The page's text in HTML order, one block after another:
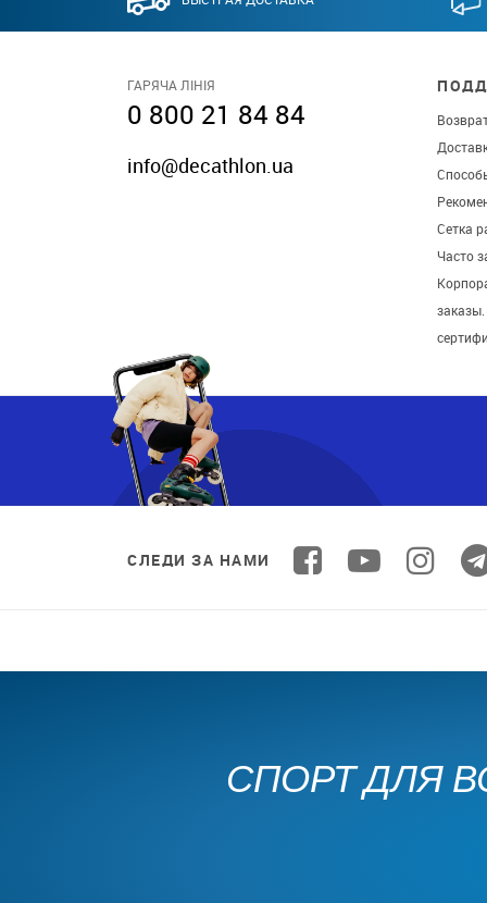
ГАРЯЧА ЛІНІЯ
0 800 21 84 84
info@decathlon.ua
Сетка
Часто
СЛЕДИ ЗА НАМИ
СПОРТ ДЛЯ